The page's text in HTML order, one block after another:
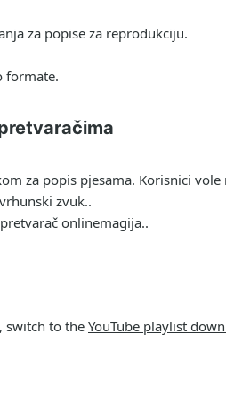
za popise za reprodukciju.
formate.
za popis pjesama. Korisnici
zvuk..
onlinemagija..
switch to the YouTube playlist